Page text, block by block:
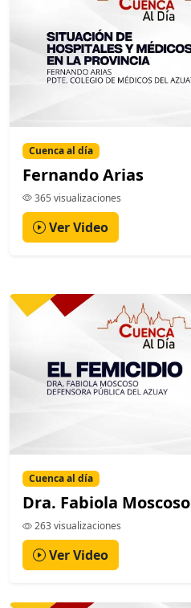
Cuenca al día
Fernando Arias
365 visualizaciones
Ver Video
Cuenca al día
Dra. Fabiola Moscoso
263 visualizaciones
Ver Video